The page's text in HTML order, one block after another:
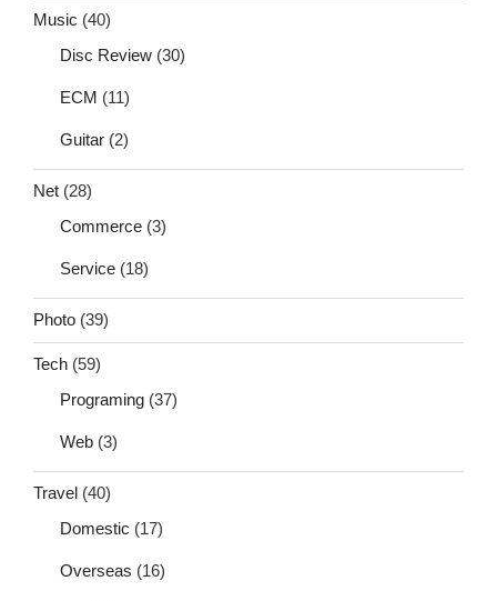
Music (40)
Disc Review (30)
ECM (11)
Guitar (2)
Net (28)
Commerce (3)
Service (18)
Photo (39)
Tech (59)
Programing (37)
Web (3)
Travel (40)
Domestic (17)
Overseas (16)